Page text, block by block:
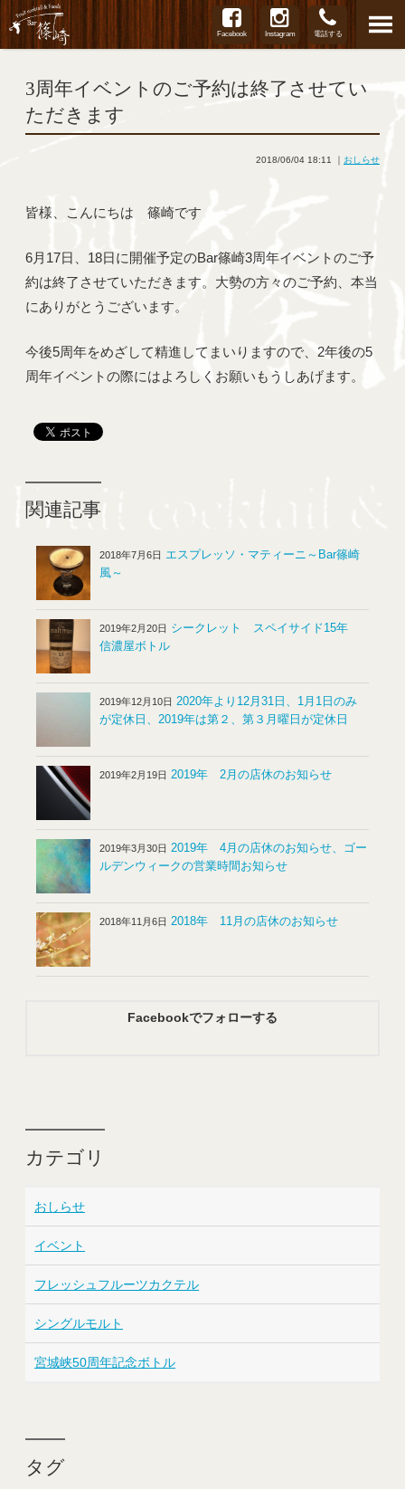
Facebook Instagram 電話する
3周年イベントのご予約は終了させてい
ただきます
2018/06/04 18:11 ｜ おしらせ
皆様、こんにちは 篠崎です
6月17日、18日に開催予定のBar篠崎3周年イベントのご予
約は終了させていただきます。大勢の方々のご予約、本当
にありがとうございます。
今後5周年をめざして精進してまいりますので、2年後の5
周年イベントの際にはよろしくお願いもうしあげます。
関連記事
2018年7月6日 エスプレッソ・マティーニ～Bar篠崎
風～
2019年2月20日 シークレット スペイサイド15年
信濃屋ボトル
2019年12月10日 2020年より12月31日、1月1日のみ
が定休日、2019年は第２、第３月曜日が定休日
2019年2月19日 2019年 2月の店休のお知らせ
2019年3月30日 2019年 4月の店休のお知らせ、ゴー
ルデンウィークの営業時間お知らせ
2018年11月6日 2018年 11月の店休のお知らせ
Facebookでフォローする
カテゴリ
おしらせ
イベント
フレッシュフルーツカクテル
シングルモルト
宮城峡50周年記念ボトル
タグ